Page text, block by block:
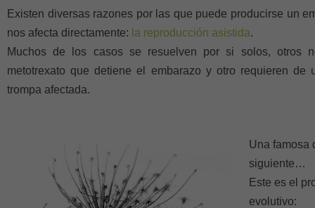
Existen diversas razones por las que puede producirse un
nos afecta directamente: la reproducción asistida.
Muchos de los casos se resuelven por si solos, otros
metotrexato que detiene el embarazo y otro requieren de
trompa afectada.
Una famosa
siguiente…
Este es el
evolutivo: